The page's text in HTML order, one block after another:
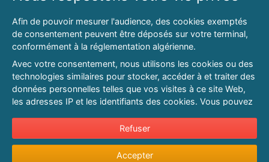
Notre page Facebook
Notre page LinkedIn
Notre page Instagram
Notre page Twitter
© 2026 PAGESMAGHREB.COM. ALL RIGHTS RESERVED
Conditions générales d'utilisation
Afin de pouvoir mesurer l'audience, des cookies exemptés
de consentement peuvent être déposés sur votre terminal,
conformément à la réglementation algérienne.
Avec votre consentement, nous utilisons les cookies ou des
technologies similaires pour stocker, accéder à et traiter des
données personnelles telles que vos visites à ce site Web,
les adresses IP et les identifiants des cookies. Vous pouvez
sur l'intérêt légitime à tout moment en cliquant sur « Refuser
».
Pour en savoir plus sur notre politique en matière de cookies
Refuser
Accepter